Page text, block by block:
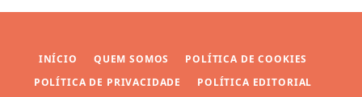
INÍCIO QUEM SOMOS
POLÍTICA DE COOKIES
POLÍTICA DE PRIVACIDADE
POLÍTICA EDITORIAL